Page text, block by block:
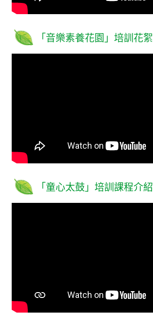
「音樂素養花園」培訓花絮
「童心太鼓」培訓課程介紹